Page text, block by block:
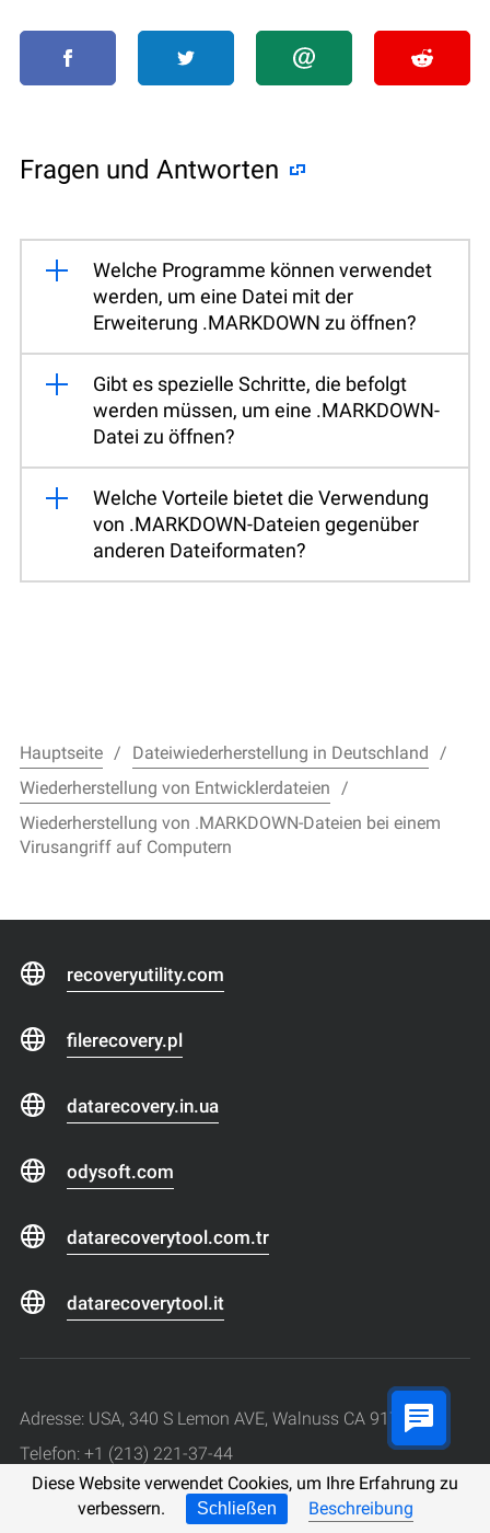
Fragen und Antworten
Welche Programme können verwendet
werden, um eine Datei mit der
Erweiterung .MARKDOWN zu öffnen?
Gibt es spezielle Schritte, die befolgt
werden müssen, um eine .MARKDOWN-
Datei zu öffnen?
Welche Vorteile bietet die Verwendung
von .MARKDOWN-Dateien gegenüber
anderen Dateiformaten?
Diese Website verwendet Cookies, um Ihre Erfahrung zu
verbessern.
Schließen Beschreibung
Hauptseite
Dateiwiederherstellung in Deutschland
Wiederherstellung von Entwicklerdateien
Wiederherstellung von .MARKDOWN-Dateien bei einem
Virusangriff auf Computern
recoveryutility.com
filerecovery.pl
datarecovery.in.ua
odysoft.com
datarecoverytool.com.tr
datarecoverytool.it
Adresse: USA, 340 S Lemon AVE, Walnuss CA 91789
Telefon: +1 (213) 221-37-44
Arbeitszeit: Montag bis Freitag von 9:00 bis 18:00 Uhr (+ 3